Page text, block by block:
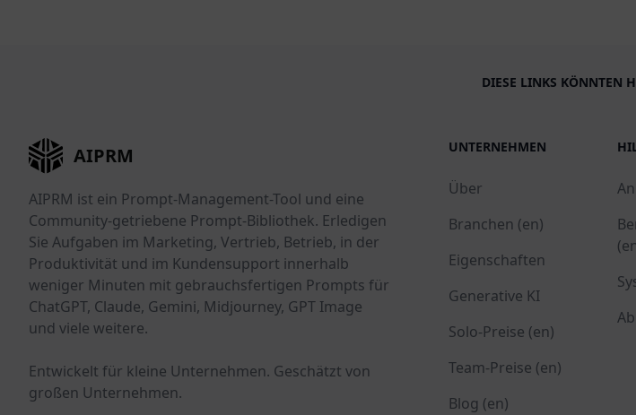
DIESE LINKS KÖNNTEN
AIPRM
AIPRM ist ein Prompt-Management-Tool und eine
Community-getriebene Prompt-Bibliothek. Erledigen
Sie Aufgaben im Marketing, Vertrieb, Betrieb, in der
Produktivität und im Kundensupport innerhalb
weniger Minuten mit gebrauchsfertigen Prompts für
ChatGPT, Claude, Gemini, Midjourney, GPT Image
und viele weitere.
Entwickelt für kleine Unternehmen. Geschätzt von
großen Unternehmen.
UNTERNEHMEN
Über
Branchen (en)
Eigenschaften
Generative KI
Solo-Preise (en)
Team-Preise (en)
Blog (en)